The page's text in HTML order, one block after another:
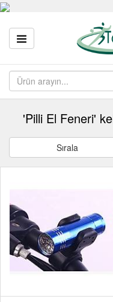
'Pilli El Feneri'
Sırala